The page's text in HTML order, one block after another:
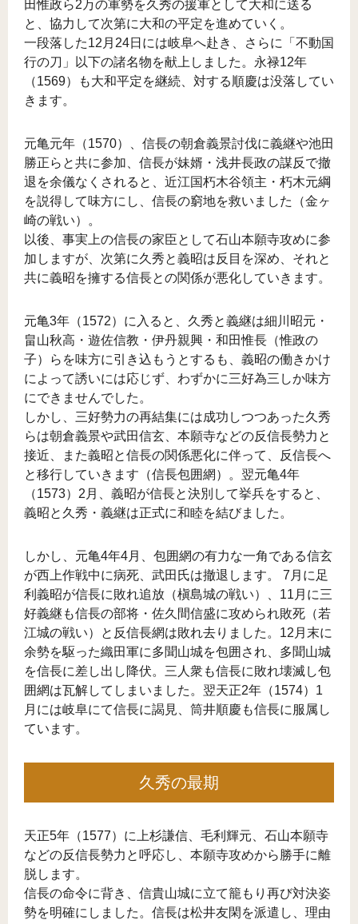
田惟政ら2万の軍勢を久秀の援軍として大和に送る
と、協力して次第に大和の平定を進めていく。
一段落した12月24日には岐阜へ赴き、さらに「不動国
行の刀」以下の諸名物を献上しました。永禄12年
（1569）も大和平定を継続、対する順慶は没落してい
きます。
元亀元年（1570）、信長の朝倉義景討伐に義継や池田
勝正らと共に参加、信長が妹婿・浅井長政の謀反で撤
退を余儀なくされると、近江国朽木谷領主・朽木元綱
を説得して味方にし、信長の窮地を救いました（金ヶ
崎の戦い）。
以後、事実上の信長の家臣として石山本願寺攻めに参
加しますが、次第に久秀と義昭は反目を深め、それと
共に義昭を擁する信長との関係が悪化していきます。
元亀3年（1572）に入ると、久秀と義継は細川昭元・
畠山秋高・遊佐信教・伊丹親興・和田惟長（惟政の
子）らを味方に引き込もうとするも、義昭の働きかけ
によって誘いには応じず、わずかに三好為三しか味方
にできませんでした。
しかし、三好勢力の再結集には成功しつつあった久秀
らは朝倉義景や武田信玄、本願寺などの反信長勢力と
接近、また義昭と信長の関係悪化に伴って、反信長へ
と移行していきます（信長包囲網）。翌元亀4年
（1573）2月、義昭が信長と決別して挙兵をすると、
義昭と久秀・義継は正式に和睦を結びました。
しかし、元亀4年4月、包囲網の有力な一角である信玄
が西上作戦中に病死、武田氏は撤退します。 7月に足
利義昭が信長に敗れ追放（槇島城の戦い）、11月に三
好義継も信長の部将・佐久間信盛に攻められ敗死（若
江城の戦い）と反信長網は敗れ去りました。12月末に
余勢を駆った織田軍に多聞山城を包囲され、多聞山城
を信長に差し出し降伏。三人衆も信長に敗れ壊滅し包
囲網は瓦解してしまいました。翌天正2年（1574）1
月には岐阜にて信長に謁見、筒井順慶も信長に服属し
ています。
久秀の最期
天正5年（1577）に上杉謙信、毛利輝元、石山本願寺
などの反信長勢力と呼応し、本願寺攻めから勝手に離
脱します。
信長の命令に背き、信貴山城に立て籠もり再び対決姿
勢を明確にしました。信長は松井友閑を派遣し、理由